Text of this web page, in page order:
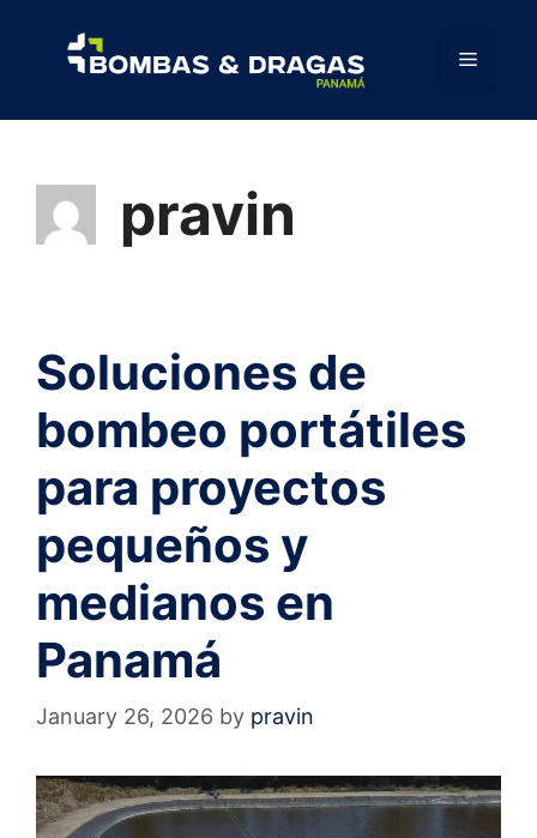
pravin
Soluciones de
bombeo portátiles
para proyectos
pequeños y
medianos en
Panamá
January 26, 2026 by pravin